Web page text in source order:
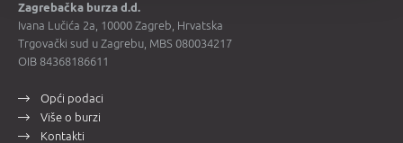
Zagrebačka burza d.d.
Ivana Lučića 2a, 10000 Zagreb, Hrvatska
Trgovački sud u Zagrebu, MBS 080034217
OIB 84368186611
Opći podaci
Više o burzi
Kontakti